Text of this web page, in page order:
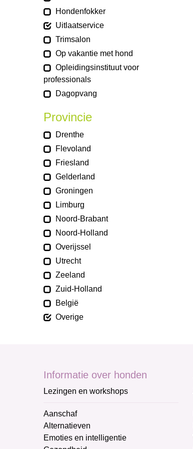
Hondenfokker
Uitlaatservice
Trimsalon
Op vakantie met hond
Opleidingsinstituut voor
professionals
Dagopvang
Provincie
Drenthe
Flevoland
Friesland
Gelderland
Groningen
Limburg
Noord-Brabant
Noord-Holland
Overijssel
Utrecht
Zeeland
Zuid-Holland
België
Overige
Informatie over honden
Lezingen en workshops
Aanschaf
Alternatieven
Emoties en intelligentie